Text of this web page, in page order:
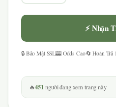
⚡ Nhận
🔒 Bảo Mật SSL🎰 Odds Cao🔄 Hoàn Trả
🔥451người đang xem trang này